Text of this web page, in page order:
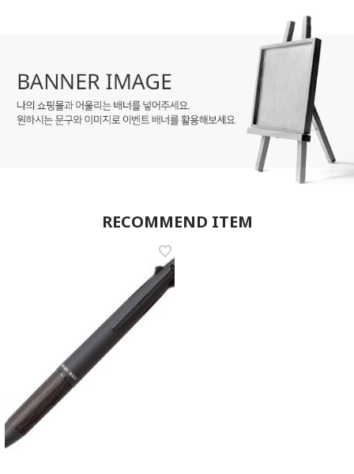
RECOMMEND ITEM